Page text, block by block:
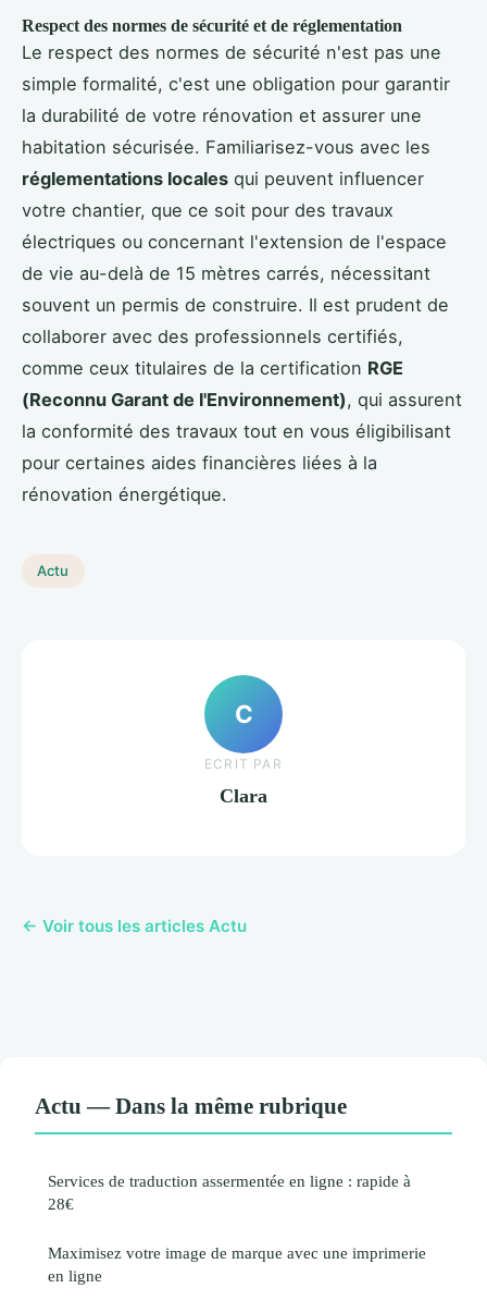
Respect des normes de sécurité et de réglementation
Le respect des normes de sécurité n'est pas une
simple formalité, c'est une obligation pour garantir
la durabilité de votre rénovation et assurer une
habitation sécurisée. Familiarisez-vous avec les
réglementations locales qui peuvent influencer
votre chantier, que ce soit pour des travaux
électriques ou concernant l'extension de l'espace
de vie au-delà de 15 mètres carrés, nécessitant
souvent un permis de construire. Il est prudent de
collaborer avec des professionnels certifiés,
comme ceux titulaires de la certification RGE
(Reconnu Garant de l'Environnement), qui assurent
la conformité des travaux tout en vous éligibilisant
pour certaines aides financières liées à la
rénovation énergétique.
Actu
C
ECRIT PAR
Clara
← Voir tous les articles Actu
Actu — Dans la même rubrique
Services de traduction assermentée en ligne : rapide à
28€
Maximisez votre image de marque avec une imprimerie
en ligne